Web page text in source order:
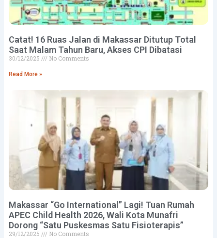
Catat! 16 Ruas Jalan di Makassar Ditutup Total
Saat Malam Tahun Baru, Akses CPI Dibatasi
30/12/2025 No Comments
Read More »
Makassar “Go International” Lagi! Tuan Rumah
APEC Child Health 2026, Wali Kota Munafri
Dorong “Satu Puskesmas Satu Fisioterapis”
29/12/2025 No Comments